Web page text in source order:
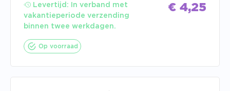
€ 4,25
Levertijd:
In verband met
vakantieperiode verzending
binnen twee werkdagen.
Op voorraad